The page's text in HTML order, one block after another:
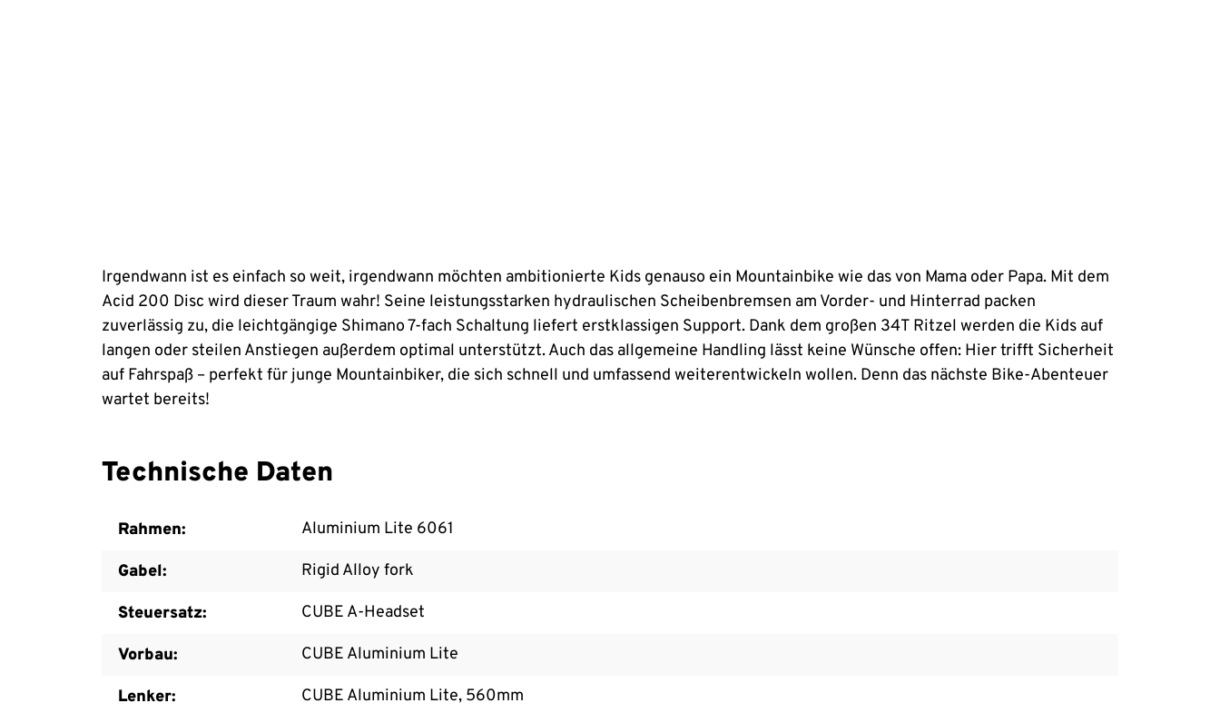
Irgendwann ist es einfach so weit, irgendwann möchten ambitionierte Kids genauso ein Mountainbike wie das von Mama oder Papa. Mit dem
Acid 200 Disc wird dieser Traum wahr! Seine leistungsstarken hydraulischen Scheibenbremsen am Vorder- und Hinterrad packen
zuverlässig zu, die leichtgängige Shimano 7-fach Schaltung liefert erstklassigen Support. Dank dem großen 34T Ritzel werden die Kids auf
langen oder steilen Anstiegen außerdem optimal unterstützt. Auch das allgemeine Handling lässt keine Wünsche offen: Hier trifft Sicherheit
auf Fahrspaß – perfekt für junge Mountainbiker, die sich schnell und umfassend weiterentwickeln wollen. Denn das nächste Bike-Abenteuer
wartet bereits!
Technische Daten
Rahmen: Aluminium Lite 6061
Gabel: Rigid Alloy fork
Steuersatz: CUBE A-Headset
Vorbau: CUBE Aluminium Lite
Lenker: CUBE Aluminium Lite, 560mm